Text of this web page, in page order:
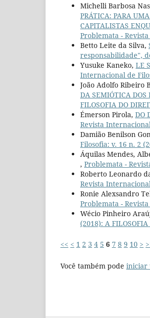
Michelli Barbosa
PRÁTICA: PARA
CAPITALISTAS
Problemata -
Betto Leite da Silva,
responsabilidade",
Yusuke Kaneko, LE
Internacional de
João Adolfo Ribeiro
DA SEMIÓTICA DOS
FILOSOFIA DO
Émerson Pirola, DO
Revista
Damião Benilson
Filosofia: v. 16 n. 2
Áquilas Mendes,
, Problemata -
Roberto Leonardo
Revista
Ronie Alexsandro
Problemata -
Wécio Pinheiro
(2018): A
<< < 1 2 3 4 5 6 7 8 9 10 >
Você também pode iniciar